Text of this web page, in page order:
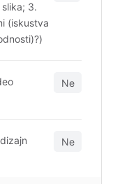
slika; 3.
(iskustva
Ne
Ne